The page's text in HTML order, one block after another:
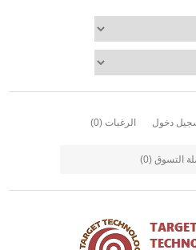
دخول الرغبات (0)
التسوق (0)